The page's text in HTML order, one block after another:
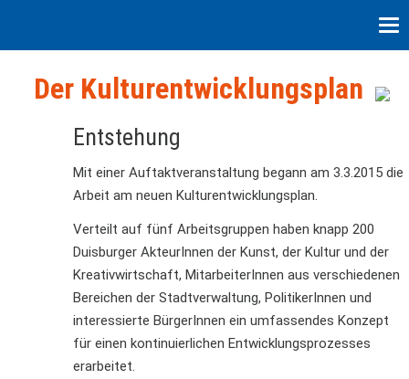
Der Kulturentwicklungsplan
Entstehung
Mit einer Auftaktveranstaltung begann am 3.3.2015 die
Arbeit am neuen Kulturentwicklungsplan.
Verteilt auf fünf Arbeitsgruppen haben knapp 200
Duisburger AkteurInnen der Kunst, der Kultur und der
Kreativwirtschaft, MitarbeiterInnen aus verschiedenen
Bereichen der Stadtverwaltung, PolitikerInnen und
interessierte BürgerInnen ein umfassendes Konzept
für einen kontinuierlichen Entwicklungsprozesses
erarbeitet.